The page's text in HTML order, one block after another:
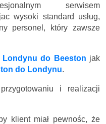
serwisem
wysoki standard usług,
personel, który zawsze
Londynu do Beeston jak
do Londynu.
i realizacji
klient miał pewnośc, że